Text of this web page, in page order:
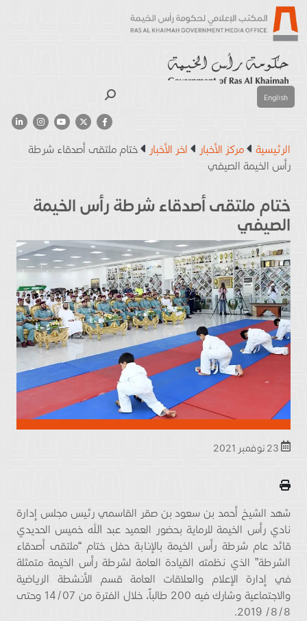
English
الرئيسية مركز الأخبار اخر الأخبار
ختام ملتقى أصدقاء شرطة
رأس الخيمة الصيفي
ختام ملتقى أصدقاء شرطة رأس الخيمة
الصيفي
شهد الشيخ أحمد بن سعود بن صقر القاسمي رئيس مجلس إدارة
نادي رأس الخيمة للرماية بحضور العميد عبد الله خميس الحديدي
قائد عام شرطة رأس الخيمة بالإنابة حفل ختام “ملتقى أصدقاء
الشرطة” الذي نظمته القيادة العامة لشرطة رأس الخيمة متمثلة
في إدارة الإعلام والعلاقات العامة قسم الأنشطة الرياضية
والاجتماعية وشارك فيه 200 طالباً، خلال الفترة من 14/07 وحتى
8/8/ 2019.